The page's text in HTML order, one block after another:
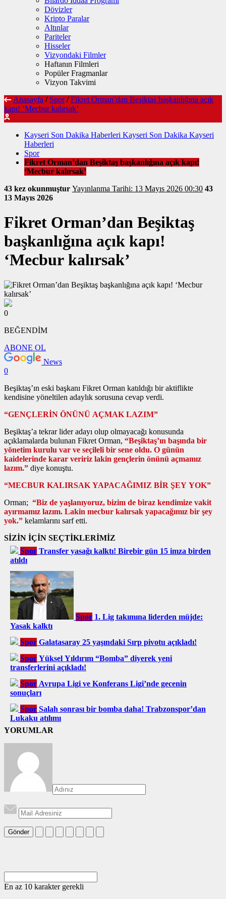
Dövizler
Kripto Paralar
Altınlar
Pariteler
Hisseler
Vizyondaki Filmler
Haftanın Filmleri
Popüler Fragmanlar
Vizyon Takvimi
Anasayfa / Spor / Fikret Orman’dan Beşiktaş başkanlığına açık
kapı! ‘Mecbur kalırsak’
Kayseri Son Dakika Haberleri Kayseri Son Dakika Kayseri
Haberleri
Spor
Fikret Orman’dan Beşiktaş başkanlığına açık kapı!
‘Mecbur kalırsak’
43 kez okunmuştur
Yayınlanma Tarihi: 13 Mayıs 2026 00:30 43
13 Mayıs 2026
Fikret Orman’dan Beşiktaş
başkanlığına açık kapı!
‘Mecbur kalırsak’
0
BEĞENDİM
ABONE OL
News
0
Beşiktaş’ın eski başkanı Fikret Orman katıldığı bir aktiflikte
kendisine yöneltilen adaylık sorusuna cevap verdi.
“GENÇLERİN ÖNÜNÜ AÇMAK LAZIM”
Beşiktaş’a tekrar lider adayı olup olmayacağı konusunda
açıklamalarda bulunan Fikret Orman, “Beşiktaş’ın başında bir
yönetim kurulu var ve seçileli bir sene oldu. O günün
kaidelerinde karar veririz lakin gençlerin önünü açmamız
lazım.” diye konuştu.
“MECBUR KALIRSAK YAPACAĞIMIZ BİR ŞEY YOK”
Orman; “Biz de yaşlanıyoruz, bizim de biraz kendimize vakit
ayırmamız lazım. Lakin mecbur kalırsak yapacağımız bir şey
yok.” kelamlarını sarf etti.
SİZİN İÇİN SEÇTİKLERİMİZ
Spor Transfer yasağı kalktı! Birebir gün 15 imza birden
atıldı
Spor 1. Lig takımına liderden müjde:
Yasak kalktı
Spor Galatasaray 25 yaşındaki Sırp pivotu açıkladı!
Spor Yüksel Yıldırım “Bomba” diyerek yeni
transferlerini açıkladı!
Spor Avrupa Ligi ve Konferans Ligi’nde gecenin
sonuçları
Spor Salah sonrası bir bomba daha! Trabzonspor’dan
Lukaku atılımı
YORUMLAR
Gönder
En az 10 karakter gerekli